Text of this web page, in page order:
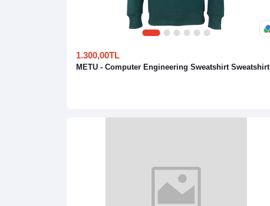
1 2 3 4 5 6
1.300,00TL
METU - Computer Engineering Sweatshirt Sweatshirt